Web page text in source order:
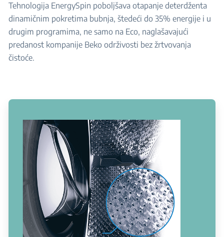
Tehnologija EnergySpin poboljšava otapanje deterdženta
dinamičnim pokretima bubnja, štedeći do 35% energije i u
drugim programima, ne samo na Eco, naglašavajući
predanost kompanije Beko održivosti bez žrtvovanja
čistoće.